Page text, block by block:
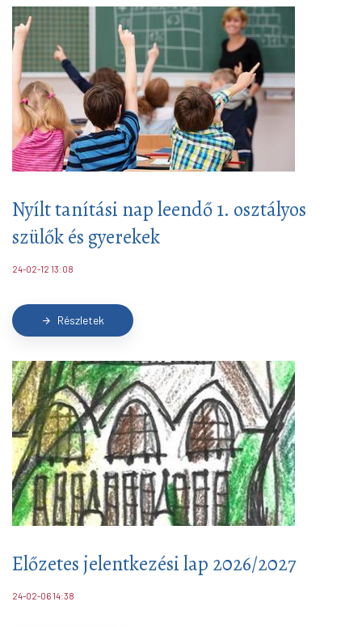
Nyílt tanítási nap leendő 1. osztályos
szülők és gyerekek
24-02-12 13:08
arrow_forward Részletek
Előzetes jelentkezési lap 2026/2027
24-02-06 14:38